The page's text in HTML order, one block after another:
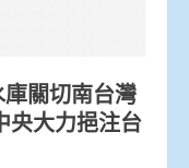
關切南台灣
央大力挹注台